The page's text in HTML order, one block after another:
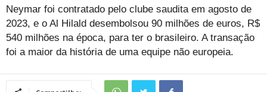
Neymar foi contratado pelo clube saudita em agosto de
2023, e o Al Hilald desembolsou 90 milhões de euros, R$
540 milhões na época, para ter o brasileiro. A transação
foi a maior da história de uma equipe não europeia.